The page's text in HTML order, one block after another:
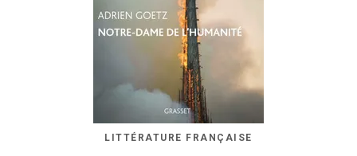
LITTÉRATURE FRANÇAISE